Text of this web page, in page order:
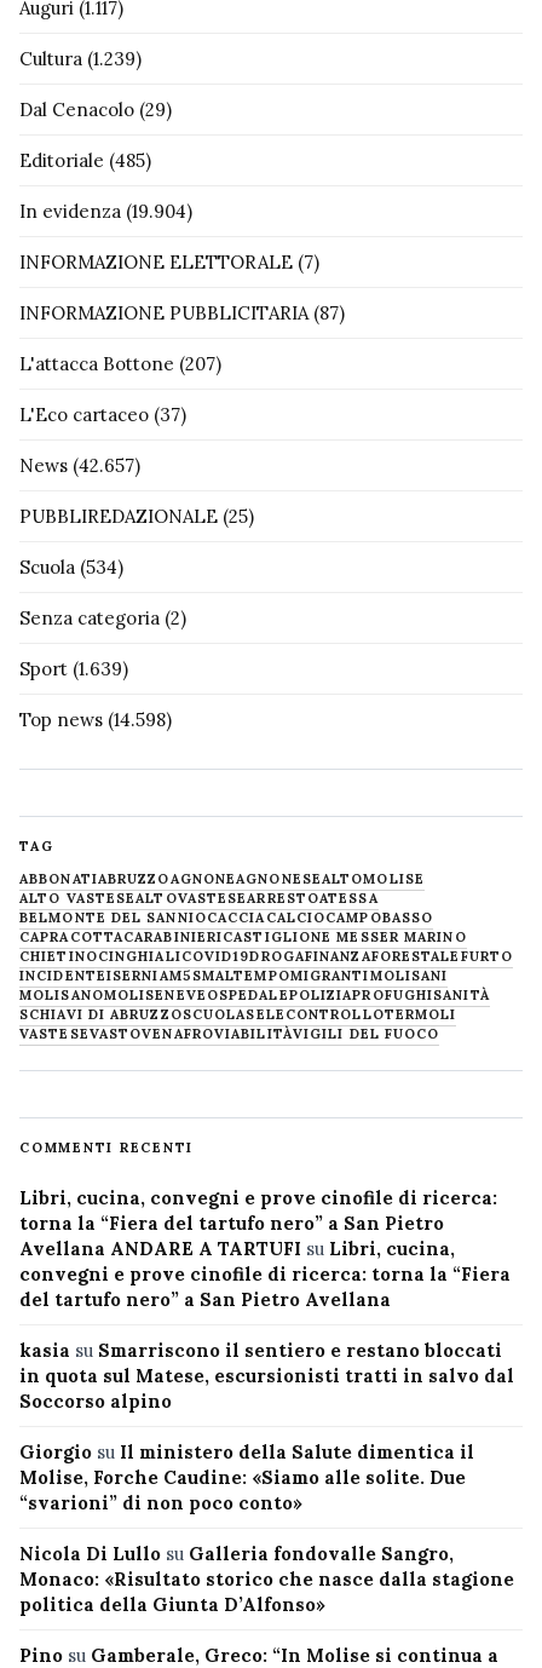
Auguri (1.117)
Cultura (1.239)
Dal Cenacolo (29)
Editoriale (485)
In evidenza (19.904)
INFORMAZIONE ELETTORALE (7)
INFORMAZIONE PUBBLICITARIA(87)
L'attacca Bottone (207)
L'Eco cartaceo (37)
News (42.657)
PUBBLIREDAZIONALE (25)
Scuola (534)
Senza categoria (2)
Sport (1.639)
Top news (14.598)
TAG
ABBONATIABRUZZOAGNONEAGNONESEALTOMOLISE
ALTO VASTESEALTOVASTESEARRESTOATESSA
BELMONTE DEL SANNIOCACCIACALCIOCAMPOBASSO
CAPRACOTTACARABINIERICASTIGLIONE MESSER MARINO
CHIETINOCINGHIALICOVID19DROGAFINANZAFORESTALE FURTO
INCIDENTEISERNIAM5SMALTEMPOMIGRANTIMOLISANI
MOLISANOMOLISENEVE OSPEDALEPOLIZIAPROFUGHISANITÀ
SCHIAVI DI ABRUZZOSCUOLASELECONTROLLOTERMOLI
VASTESEVASTOVENAFROVIABILITÀVIGILI DEL FUOCO
COMMENTI RECENTI
Libri, cucina, convegni e prove cinofile di ricerca:
torna la “Fiera del tartufo nero” a San Pietro
Avellana ANDARE A TARTUFI su Libri, cucina,
convegni e prove cinofile di ricerca: torna la “Fiera
del tartufo nero” a San Pietro Avellana
kasia su Smarriscono il sentiero e restano bloccati
in quota sul Matese, escursionisti tratti in salvo dal
Soccorso alpino
Giorgio su Il ministero della Salute dimentica il
Molise, Forche Caudine: «Siamo alle solite. Due
“svarioni” di non poco conto»
Nicola Di Lullo su Galleria fondovalle Sangro,
Monaco: «Risultato storico che nasce dalla stagione
politica della Giunta D’Alfonso»
Pino su Gamberale, Greco: “In Molise si continua a